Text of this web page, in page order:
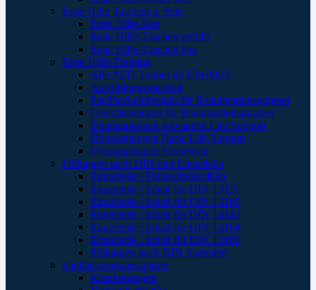
Erste Hilfe Taschen u. Sets
Erste Hilfe-Sets
Erste Hilfe-Taschen gefüllt
Erste Hilfe-Taschen leer
Erste Hilfe-Training
Alle AED Trainer im Überblick
Ausbildungsmaterial
Feedbackelektronik für Reanimationspuppen
Gesichtsmasken für Reanimationspuppen
Übungspuppen Advanced Life Support
Übungspuppen Basic Life Support
Übungspuppen Feuerwehr
Füllungen nach DIN und Einzelteile
Einzelteile / Füllsortiment Kita
Einzelteile / Inhalt für DIN 13157
Einzelteile / Inhalt für DIN 13169
Einzelteile / Inhalt für DIN 14142
Einzelteile / Inhalt für DIN 13164
Einzelteile / Inhalt für DIN 13160
Füllungen nach DIN Komplett
Sanitätsraumausstattung
Krankentragen